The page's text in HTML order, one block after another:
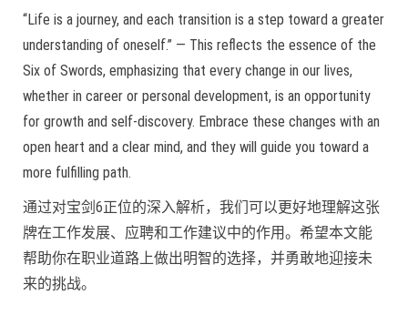
“Life is a journey, and each transition is a step toward a greater
understanding of oneself.” — This reflects the essence of the
Six of Swords, emphasizing that every change in our lives,
whether in career or personal development, is an opportunity
for growth and self-discovery. Embrace these changes with an
open heart and a clear mind, and they will guide you toward a
more fulfilling path.
通过对宝剑6正位的深入解析，我们可以更好地理解这张
牌在工作发展、应聘和工作建议中的作用。希望本文能
帮助你在职业道路上做出明智的选择，并勇敢地迎接未
来的挑战。